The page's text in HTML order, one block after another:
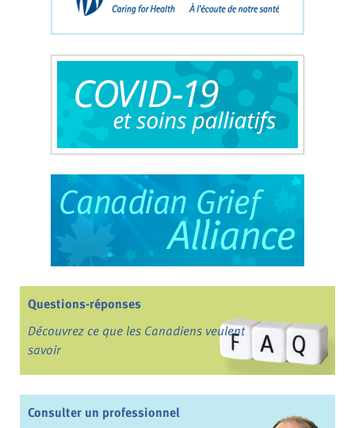
Questions-réponses
Découvrez ce que les Canadiens veulent
savoir
Consulter un professionnel